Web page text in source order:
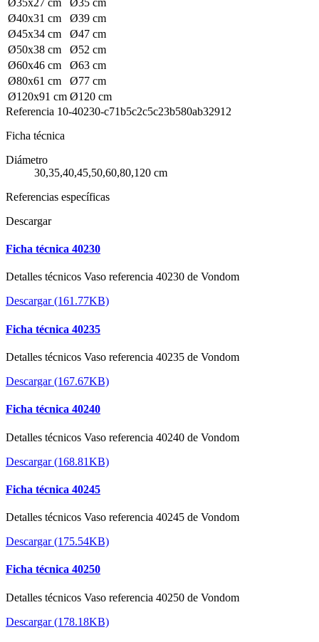
Ø35x27 cm
Ø35 cm
Ø40x31 cm
Ø39 cm
Ø45x34 cm
Ø47 cm
Ø50x38 cm
Ø52 cm
Ø60x46 cm
Ø63 cm
Ø80x61 cm
Ø77 cm
Ø120x91 cm Ø120 cm
Referencia 10-40230-c71b5c2c5c23b580ab32912
Ficha técnica
Diámetro
30,35,40,45,50,60,80,120 cm
Referencias específicas
Descargar
Ficha técnica 40230
Detalles técnicos Vaso referencia 40230 de Vondom
Descargar (161.77KB)
Ficha técnica 40235
Detalles técnicos Vaso referencia 40235 de Vondom
Descargar (167.67KB)
Ficha técnica 40240
Detalles técnicos Vaso referencia 40240 de Vondom
Descargar (168.81KB)
Ficha técnica 40245
Detalles técnicos Vaso referencia 40245 de Vondom
Descargar (175.54KB)
Ficha técnica 40250
Detalles técnicos Vaso referencia 40250 de Vondom
Descargar (178.18KB)